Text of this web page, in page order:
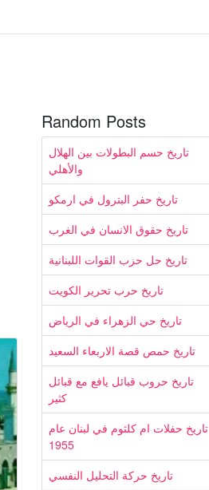
Random Posts
تاريخ حسم البطولات بين الهلال
والأهلي
تاريخ حفر البترول في ارمكو
تاريخ حقوق الانسان في الغرب
تاريخ حل حزب القوات اللبنانية
تاريخ حرب تحرير الكويت
تاريخ حي الزهراء في الرياض
تاريخ حمص قصة الاربعاء السعيد
تاريخ حروب قبائل يافع مع قبائل
كثير
تاريخ حفلات ام كلثوم في لبنان عام
1955
تاريخ حركة التحليل النفسي